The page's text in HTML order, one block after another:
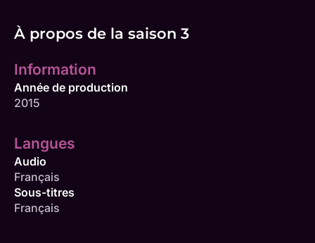
À propos de la saison 3
Information
Année de production
2015
Langues
Audio
Français
Sous-titres
Français